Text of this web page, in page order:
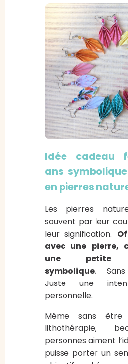
Idée cadeau
ans
en pierres
Les pierres
souvent par leur
leur signification.
avec une pierre,
une petite
symbolique. Sans
Juste une
personnelle.
Même sans
lithothérapie,
personnes aiment
puisse porter un